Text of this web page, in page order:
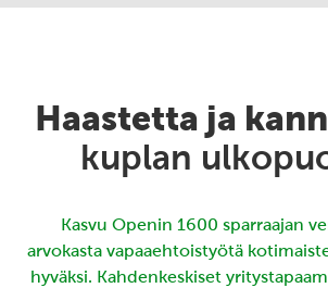
Haastetta ja
kuplan
Kasvu Openin 1600 sparraajan
arvokasta vapaaehtoistyötä
hyväksi. Kahdenkeskiset